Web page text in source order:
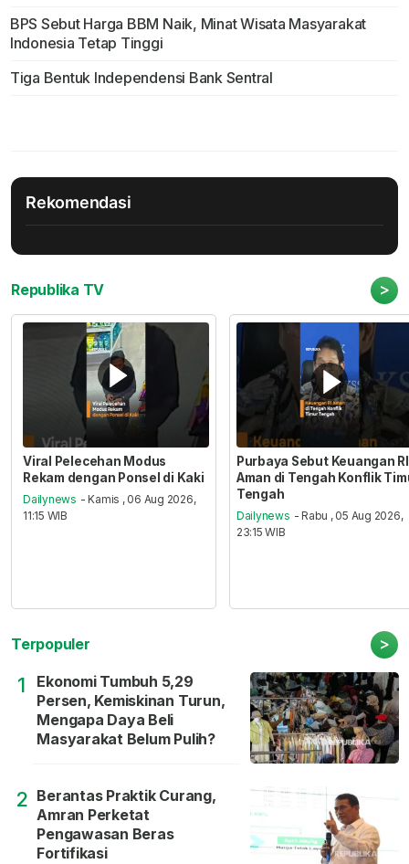
BPS Sebut Harga BBM Naik, Minat Wisata Masyarakat
Indonesia Tetap Tinggi
Tiga Bentuk Independensi Bank Sentral
Rekomendasi
Republika TV >
Viral Pelecehan Modus
Rekam dengan Ponsel di Kaki
Dailynews - Kamis , 06 Aug 2026,
11:15 WIB
Purbaya Sebut Keuangan RI
Aman di Tengah Konflik
Tengah
Dailynews - Rabu , 05 Aug 2026,
23:15 WIB
Terpopuler >
1
Ekonomi Tumbuh 5,29
Persen, Kemiskinan Turun,
Mengapa Daya Beli
Masyarakat Belum Pulih?
2 Berantas Praktik Curang,
Amran Perketat
Pengawasan Beras
Fortifikasi